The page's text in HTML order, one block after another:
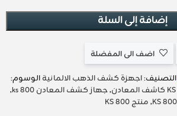
إضافة إلى السلة
اضف الى المفضلة
التصنيف:اجهزة كشف الذهب الالمانيةالوسوم:
,جهاز كشف المعادن ks 800
,
,منتج KS 800